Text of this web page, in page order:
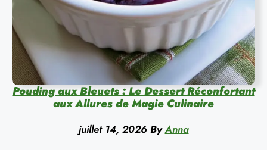
Pouding aux Bleuets : Le Dessert Réconfortant
aux Allures de Magie Culinaire
juillet 14, 2026 By Anna